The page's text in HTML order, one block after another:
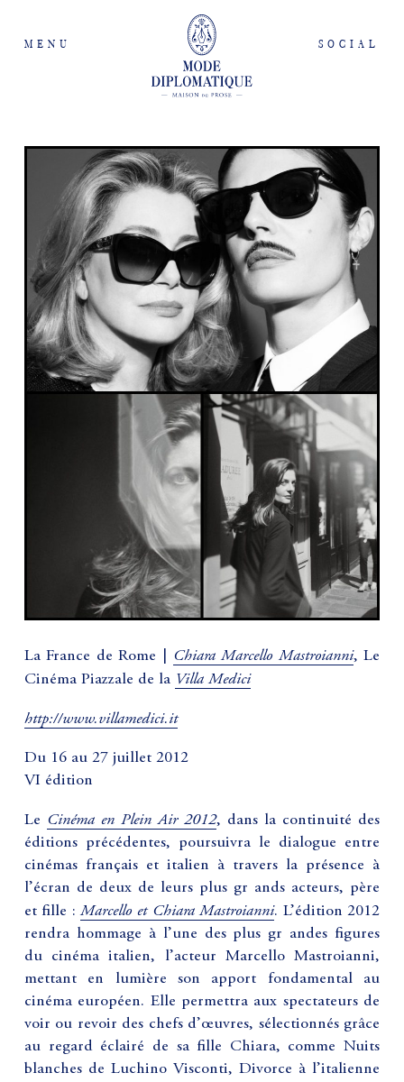
MENU SOCIAL
La France de Rome | Chiara Marcello Mastroianni, Le
Cinéma Piazzale de la Villa Medici
http://www.villamedici.it
Du 16 au 27 juillet 2012
VI édition
Le Cinéma en Plein Air 2012, dans la continuité des
éditions précédentes, poursuivra le dialogue entre
cinémas français et italien à travers la présence à
l’écran de deux de leurs plus gr ands acteurs, père
et fille :Marcello et Chiara Mastroianni. L’édition 2012
rendra hommage à l’une des plus gr andes figures
du cinéma italien, l’acteur Marcello Mastroianni,
mettant en lumière son apport fondamental au
cinéma européen. Elle permettra aux spectateurs de
voir ou revoir des chefs d’œuvres, sélectionnés grâce
au regard éclairé de sa fille Chiara, comme Nuits
blanches de Luchino Visconti, Divorce à l’italienne